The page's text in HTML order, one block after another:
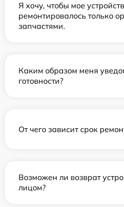
Я хочу, чтобы мое
ремонтировалось только
запчастями.
Каким образом меня
готовности?
От чего зависит срок
Возможен ли возврат
лицом?